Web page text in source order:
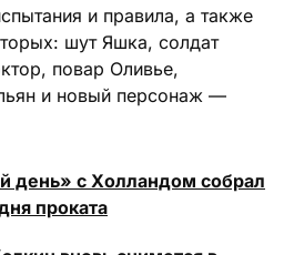
и правила, а также
шут Яшка, солдат
повар Оливье,
и новый персонаж —
день» с Холландом собрал
проката